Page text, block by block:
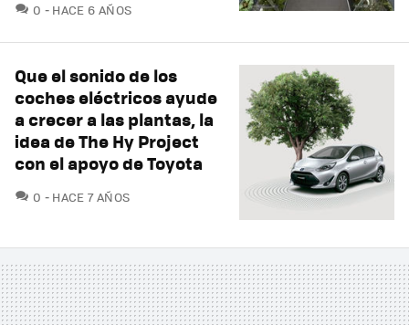
0 COMENTARIOS
HACE 6 AÑOS
Que el sonido de los
coches eléctricos ayude
a crecer a las plantas, la
idea de The Hy Project
con el apoyo de Toyota
0 COMENTARIOS
HACE 7 AÑOS